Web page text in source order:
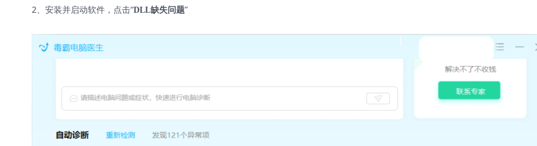
2、安装并启动软件，点击“DLL缺失问题”